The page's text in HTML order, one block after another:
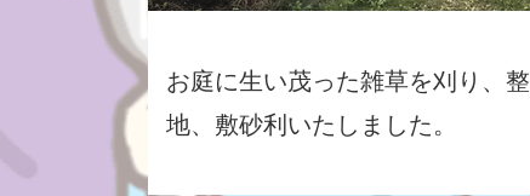
お庭に生い茂った雑草を刈り、整
地、敷砂利いたしました。